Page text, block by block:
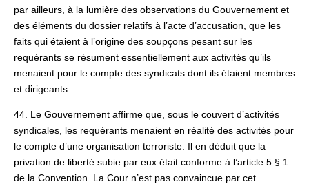
par ailleurs, à la lumière des observations du Gouvernement et
des éléments du dossier relatifs à l’acte d’accusation, que les
faits qui étaient à l’origine des soupçons pesant sur les
requérants se résument essentiellement aux activités qu’ils
menaient pour le compte des syndicats dont ils étaient membres
et dirigeants.
44. Le Gouvernement affirme que, sous le couvert d’activités
syndicales, les requérants menaient en réalité des activités pour
le compte d’une organisation terroriste. Il en déduit que la
privation de liberté subie par eux était conforme à l’article 5 § 1
de la Convention. La Cour n’est pas convaincue par cet